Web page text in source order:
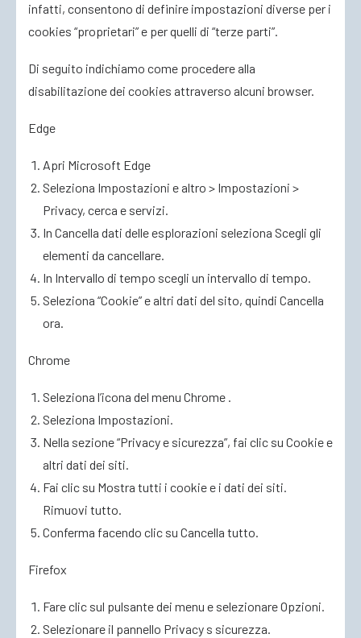
infatti, consentono di definire impostazioni diverse per i
cookies “proprietari” e per quelli di “terze parti”.
Di seguito indichiamo come procedere alla
disabilitazione dei cookies attraverso alcuni browser.
Edge
Apri Microsoft Edge
Seleziona Impostazioni e altro > Impostazioni >
Privacy, cerca e servizi.
In Cancella dati delle esplorazioni seleziona Scegli gli
elementi da cancellare.
In Intervallo di tempo scegli un intervallo di tempo.
Seleziona “Cookie” e altri dati del sito, quindi Cancella
ora.
Chrome
Seleziona l’icona del menu Chrome .
Seleziona Impostazioni.
Nella sezione “Privacy e sicurezza”, fai clic su Cookie e
altri dati dei siti.
Fai clic su Mostra tutti i cookie e i dati dei siti.
Rimuovi tutto.
Conferma facendo clic su Cancella tutto.
Firefox
Fare clic sul pulsante dei menu e selezionare Opzioni.
Selezionare il pannello Privacy s sicurezza.